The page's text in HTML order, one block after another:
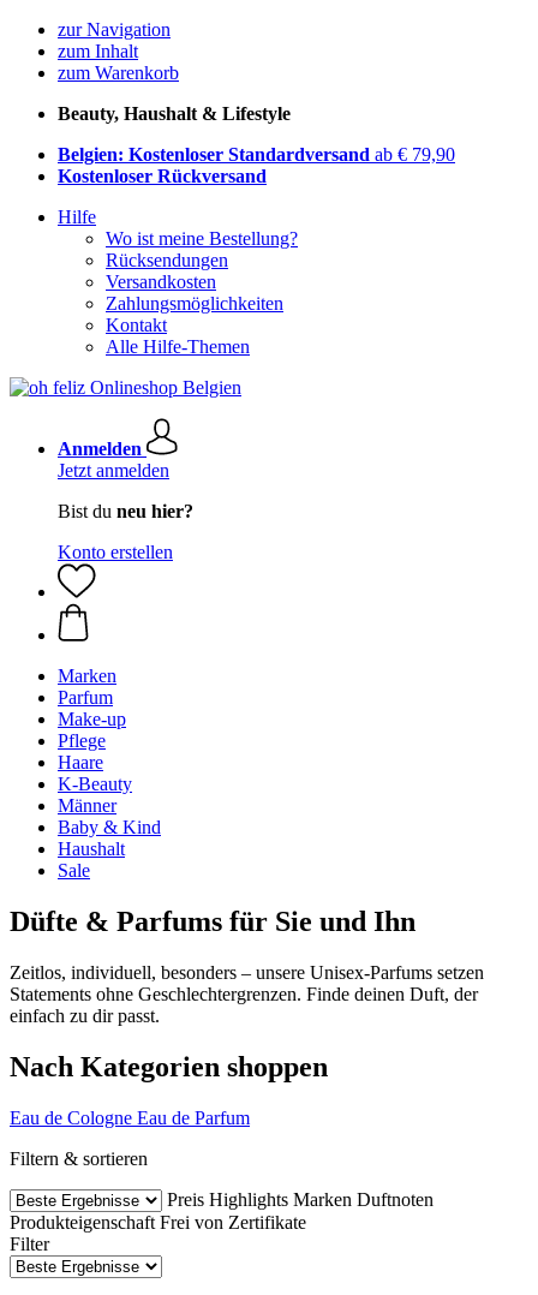
zur Navigation
zum Inhalt
zum Warenkorb
Beauty, Haushalt & Lifestyle
Belgien: Kostenloser Standardversand ab € 79,90
Kostenloser Rückversand
Hilfe
Wo ist meine Bestellung?
Rücksendungen
Versandkosten
Zahlungsmöglichkeiten
Kontakt
Alle Hilfe-Themen
Anmelden
Jetzt anmelden
Bist du neu hier?
Konto erstellen
Marken
Parfum
Make-up
Pflege
Haare
K-Beauty
Männer
Baby & Kind
Haushalt
Sale
Düfte & Parfums für Sie und Ihn
Zeitlos, individuell, besonders – unsere Unisex-Parfums setzen
Statements ohne Geschlechtergrenzen. Finde deinen Duft, der
einfach zu dir passt.
Nach Kategorien shoppen
Eau de Cologne Eau de Parfum
Filtern & sortieren
Preis Highlights Marken Duftnoten
Produkteigenschaft Frei von Zertifikate
Filter